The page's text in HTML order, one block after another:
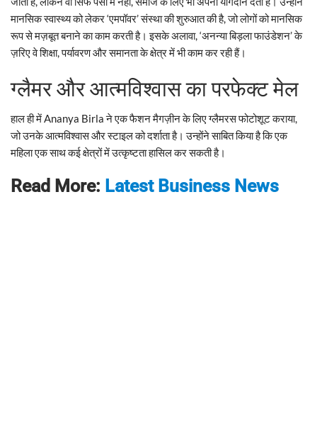
मानसिक स्वास्थ्य को लेकर ‘एमपॉवर’ संस्था की शुरुआत की है, जो लोगों को मानसिक
रूप से मज़बूत बनाने का काम करती है। इसके अलावा, ‘अनन्या बिड़ला फाउंडेशन’ के
ज़रिए वे शिक्षा, पर्यावरण और समानता के क्षेत्र में भी काम कर रही हैं।
ग्लैमर और आत्मविश्वास का परफेक्ट मेल
हाल ही में Ananya Birla ने एक फैशन मैगज़ीन के लिए ग्लैमरस फोटोशूट कराया,
जो उनके आत्मविश्वास और स्टाइल को दर्शाता है। उन्होंने साबित किया है कि एक
महिला एक साथ कई क्षेत्रों में उत्कृष्टता हासिल कर सकती है।
Read More: Latest Business News